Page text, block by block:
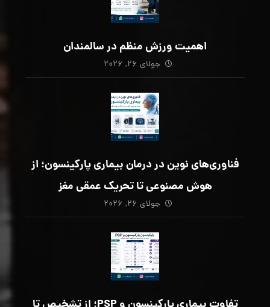
اهمیت ورزش منظم در سالمندان
جولای ۲۶, ۲۰۲۶
فناوری‌های نوین در درمان بیماری پارکینسون؛ از
هوش مصنوعی تا تحریک عمقی مغز
جولای ۲۶, ۲۰۲۶